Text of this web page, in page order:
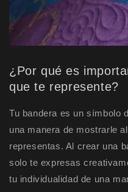
¿Por qué es
que te represente?
Tu bandera es un símbolo
una manera de mostrarle
representas. Al crear una
solo te expresas
tu individualidad de una